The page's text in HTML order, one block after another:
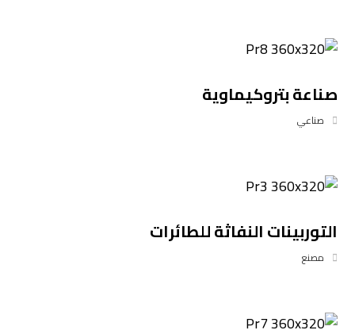
صناعة بتروكيماوية
صناعي
التوربينات النفاثة للطائرات
مصنع